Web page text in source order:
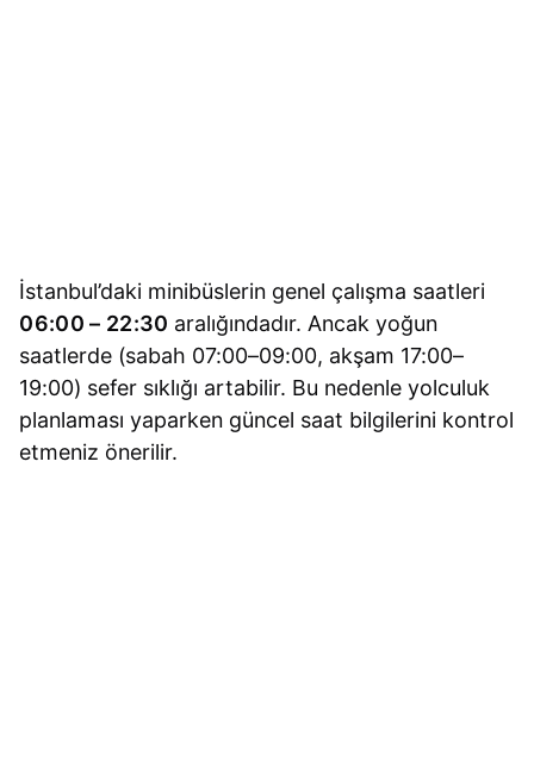
İstanbul’daki minibüslerin genel çalışma saatleri
06:00 – 22:30 aralığındadır. Ancak yoğun
saatlerde (sabah 07:00–09:00, akşam 17:00–
19:00) sefer sıklığı artabilir. Bu nedenle yolculuk
planlaması yaparken güncel saat bilgilerini kontrol
etmeniz önerilir.